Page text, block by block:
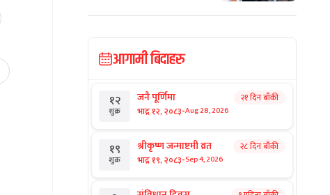
आगामी बिदाहरु
१२
शुक्र
जनै पूर्णिमा
भाद्र १२, २०८३-Aug 28, 2026
२१ दिन बाँकी
१९
शुक्र
श्रीकृष्ण जन्माष्टमी व्रत
भाद्र १९, २०८३-Sep 4, 2026
२८ दिन बाँकी